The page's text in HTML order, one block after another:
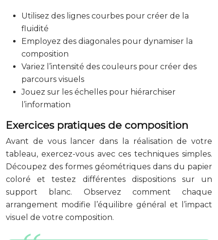
Utilisez des lignes courbes pour créer de la
fluidité
Employez des diagonales pour dynamiser la
composition
Variez l’intensité des couleurs pour créer des
parcours visuels
Jouez sur les échelles pour hiérarchiser
l’information
Exercices pratiques de composition
Avant de vous lancer dans la réalisation de votre
tableau, exercez-vous avec ces techniques simples.
Découpez des formes géométriques dans du papier
coloré et testez différentes dispositions sur un
support blanc. Observez comment chaque
arrangement modifie l’équilibre général et l’impact
visuel de votre composition.